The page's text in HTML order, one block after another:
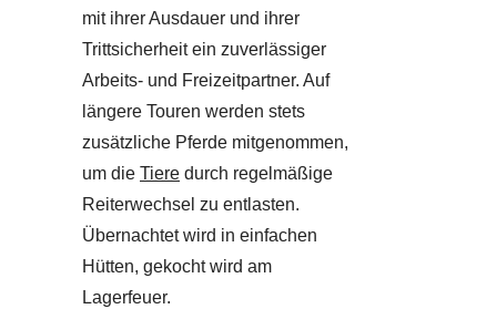
mit ihrer Ausdauer und ihrer
Trittsicherheit ein zuverlässiger
Arbeits- und Freizeitpartner. Auf
längere Touren werden stets
zusätzliche Pferde mitgenommen,
um die Tiere durch regelmäßige
Reiterwechsel zu entlasten.
Übernachtet wird in einfachen
Hütten, gekocht wird am
Lagerfeuer.